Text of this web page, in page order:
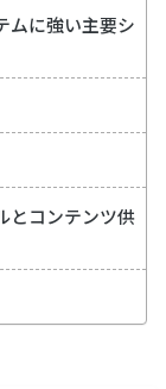
ムに強い主要シ
とコンテンツ供